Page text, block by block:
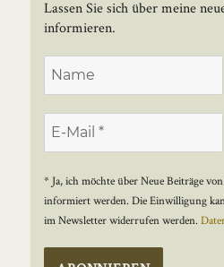
Lassen Sie sich über meine
informieren.
* Ja, ich möchte über Neue Beiträge
informiert werden. Die Einwilligung
im Newsletter widerrufen werden.